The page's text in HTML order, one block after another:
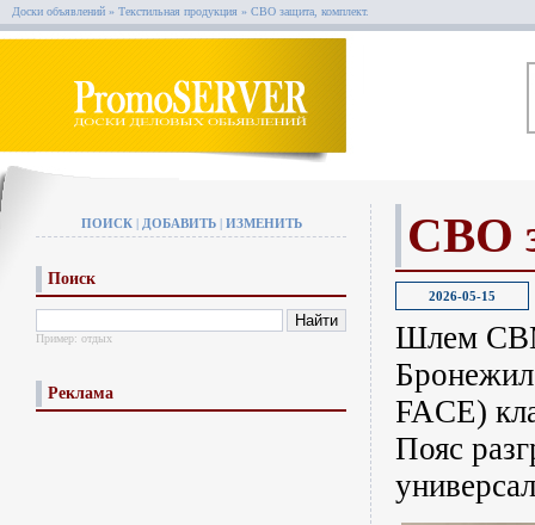
Доски объявлений » Текстильная продукция » СВО защита, комплект.
ПОИСК| ДОБАВИТЬ| ИЗМЕНИТЬ
Поиск
Пример: отдых
Реклама
СВО
2026-05-15
Шлем
FACE)
Пояс